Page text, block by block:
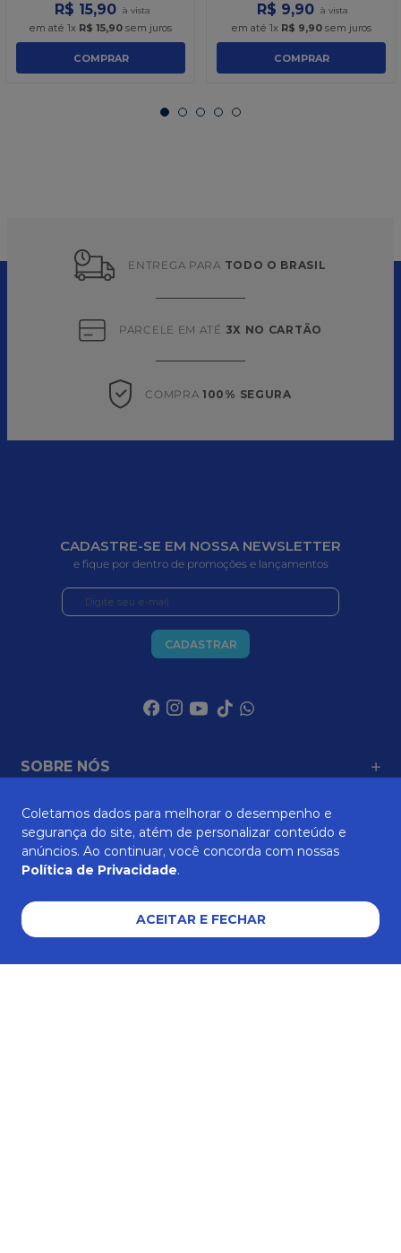
R$ 15,90
em até 1x R$ 15,90 sem juros
COMPRAR
R$ 9,90
em até 1x R$ 9,90sem juros
COMPRAR
ENTREGA PARA TODO O BRASIL
PARCELE EM ATÉ 3X NO CARTÃO
COMPRA 100% SEGURA
CADASTRE-SE EM NOSSA NEWSLETTER
e fique por dentro de promoções e lançamentos
CADASTRAR
SOBRE NÓS
ATENDIMENTO
AJUDA E SUPORTE
Coletamos dados para melhorar o desempenho e
segurança do site, atém de personalizar conteúdo e
anúncios. Ao continuar, você concorda com nossas
Política de Privacidade.
ACEITAR E FECHAR